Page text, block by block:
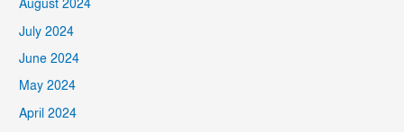
August 2024
July 2024
June 2024
May 2024
April 2024